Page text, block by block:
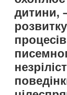
дитини,